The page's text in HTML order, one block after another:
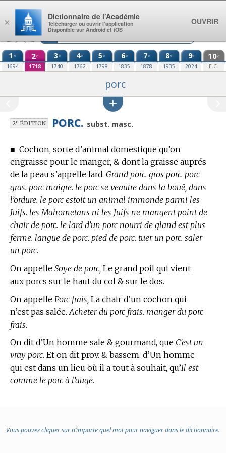
Aller au contenu
1re
1694
2e
1718
3e
1740
4e
1762
5e
1798
6e
1835
7e
1878
8e
1935
9e
2024
10e
E.C.
porc
2eÉDITION PORC. subst. masc.
■ Cochon, sorte d’animal domestique qu’on
engraisse pour le manger, & dont la graisse auprés
de la peau s’appelle lard. Grand porc. gros porc. porc
gras. porc maigre. le porc se veautre dans la bouë, dans
l’ordure. le porc estoit un animal immonde parmi les
Juifs. les Mahometans ni les Juifs ne mangent point de
chair de porc. le lard d’un porc nourri de gland est plus
ferme. langue de porc. pied de porc. tuer un porc. saler
un porc.
On appelle Soye de porc, Le grand poil qui vient
aux porcs sur le haut du col & sur le dos.
On appelle Porc frais, La chair d’un cochon qui
n’est pas salée. Acheter du porc frais. manger du porc
frais.
On dit d’Un homme sale & gourmand, que C’est un
vray porc. Et on dit prov. & bassem. d’Un homme
qui est dans un lieu où il a tout à souhait, qu’Il est
comme le porc à l’auge.
Vous pouvez cliquer sur n’importe quel mot pour naviguer dans le dictionnaire.
×
Dictionnaire de l’Académie
Télécharger ou ouvrir l’application
Disponible sur Android et iOS
OUVRIR